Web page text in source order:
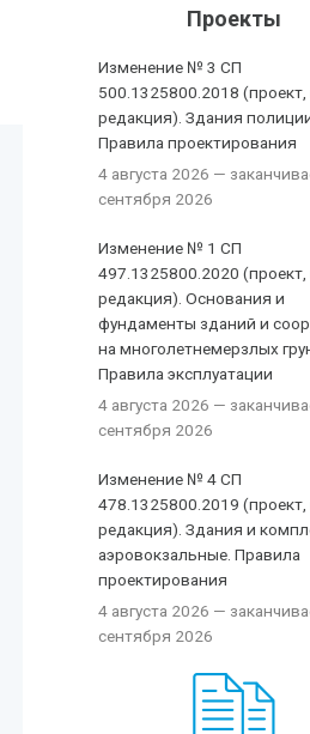
Проекты
Изменение № 3 СП
500.1325800.2018 (проект,
редакция). Здания
Правила проектирования
4 августа 2026 —
сентября 2026
Изменение № 1 СП
497.1325800.2020 (проект,
редакция). Основания и
фундаменты зданий и
на многолетнемерзлых
Правила эксплуатации
4 августа 2026 —
сентября 2026
Изменение № 4 СП
478.1325800.2019 (проект,
редакция). Здания и
аэровокзальные. Правила
проектирования
4 августа 2026 —
сентября 2026